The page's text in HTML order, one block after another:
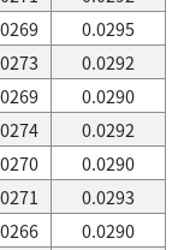
0.0295
0.0292
0.0290
0.0292
0.0290
0.0293
0.0290